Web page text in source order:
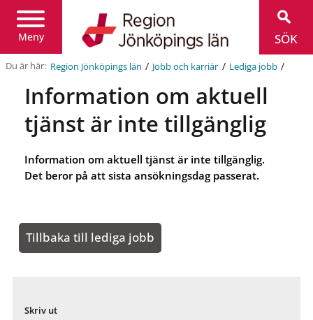
Meny
Jönköpings
län
SÖK
Du är här: Region Jönköpings län / Jobb och karriär / Lediga jobb /
Information om aktuell
tjänst är inte tillgänglig
Information om aktuell tjänst är inte tillgänglig.
Det beror på att sista ansökningsdag passerat.
Tillbaka till lediga jobb
Skriv ut